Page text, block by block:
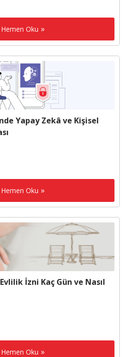
Hemen Oku
Yapay Zekâ ve Kişisel
Hemen Oku
İzni Kaç Gün ve Nasıl
Hemen Oku